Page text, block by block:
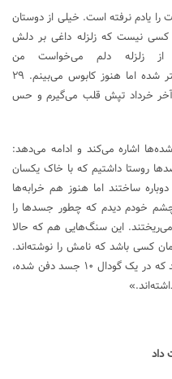
یادم نرفته است. خیلی از دوستان
کسی نیست که زلزله داغی بر دلش
از زلزله دلم می‌خواست من
هم جزو کشته‌شدگان بودم. حالا حالم بهتر شده اما هنوز کابوس می‌بینم. ۲۹
۱۲ و ۳۰ دقیقه روز آخر خرداد تپش قلب می‌گیرم و حس
اشاره می‌کند و ادامه می‌دهد:
روستا داشتیم که با خاک یکسان
ساختند اما هنوز هم خرابه‌ها
خودم دیدم که چطور جسدها را
این سنگ‌هایی هم که حالا
کسی باشد که نامش را نوشته‌اند.
اینها حدودی است و مثلاً چون نوشته بودند که در یک گودال ۱۰ جسد دفن شده،
داد